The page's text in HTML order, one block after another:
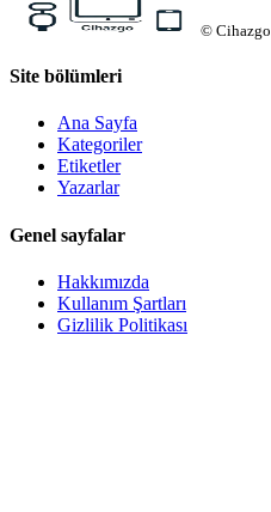
© Cihazgo
Site bölümleri
Ana Sayfa
Kategoriler
Etiketler
Yazarlar
Genel sayfalar
Hakkımızda
Kullanım Şartları
Gizlilik Politikası